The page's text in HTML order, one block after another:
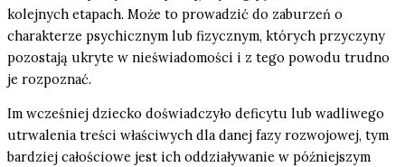
kolejnych etapach. Może to prowadzić do zaburzeń o
charakterze psychicznym lub fizycznym, których przyczyny
pozostają ukryte w nieświadomości i z tego powodu trudno
je rozpoznać.
Im wcześniej dziecko doświadczyło deficytu lub wadliwego
utrwalenia treści właściwych dla danej fazy rozwojowej, tym
bardziej całościowe jest ich oddziaływanie w późniejszym